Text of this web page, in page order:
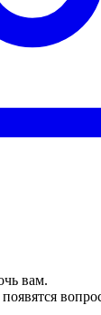
вам.